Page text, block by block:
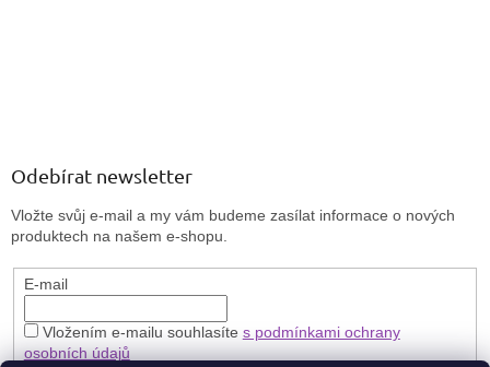
Odebírat newsletter
Vložte svůj e-mail a my vám budeme zasílat informace o nových
produktech na našem e-shopu.
E-mail
Vložením e-mailu souhlasíte s podmínkami ochrany
osobních údajů